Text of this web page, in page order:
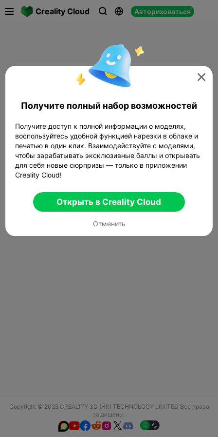
Creality Cloud   Авторизоваться
Copyright © 2025 CREALITY 3D (HK) TECHNOLOGY LIMITED Все права
защищены.
  

Получите полный набор возможностей
Получите доступ к полной информации о моделях,
воспользуйтесь удобной функцией нарезки в облаке и
печатью в один клик. Взаимодействуйте с моделями,
чтобы зарабатывать эксклюзивные баллы и открывать
для себя новые сюрпризы — только в приложении
Creality Cloud!
Открыть в Creality Cloud
Отменить